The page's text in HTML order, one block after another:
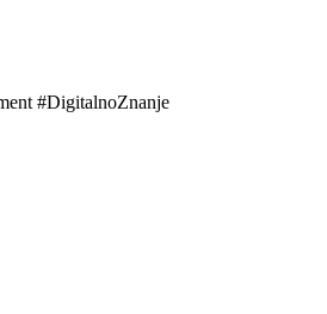
#DigitalnoZnanje